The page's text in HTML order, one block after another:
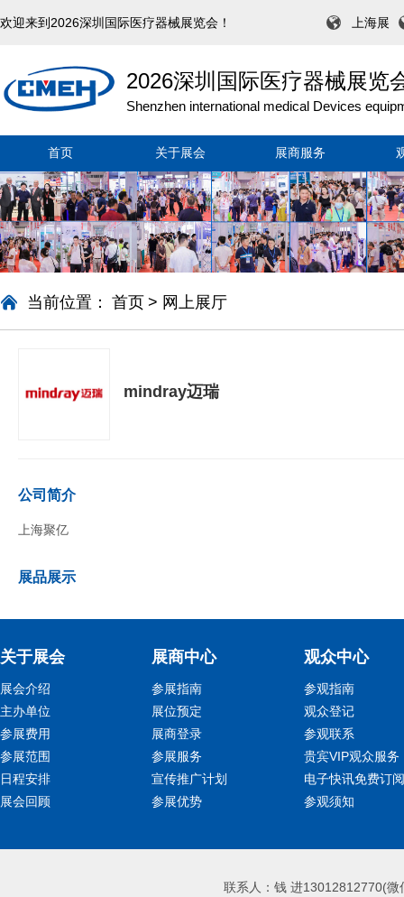
欢迎来到2026深圳国际医疗器械展览会！ 上海展
2026深圳国际医疗器械展览
Shenzhen international medical Devices
首页 关于展会 展商服务
当前位置： 首页 > 网上展厅
mindray迈瑞
公司简介
上海聚亿
展品展示
关于展会
展会介绍
主办单位
参展费用
参展范围
日程安排
展会回顾
展商中心
参展指南
展位预定
展商登录
参展服务
宣传推广计划
参展优势
观众中心
参观指南
观众登记
参观联系
贵宾VIP观众服务
电子快讯免费订阅
参观须知
联系人：钱 进13012812770(